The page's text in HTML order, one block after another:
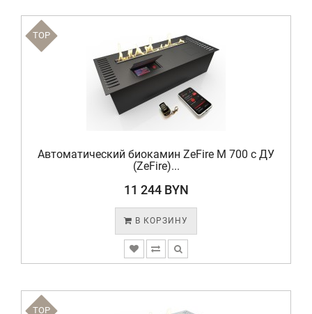
TOP
Автоматический биокамин ZeFire М 700 с ДУ
(ZeFire)...
11 244 BYN
В КОРЗИНУ
TOP